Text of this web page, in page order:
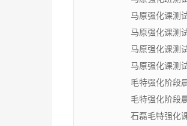
马原强化课测
马原强化课测
马原强化课测
马原强化课测
毛特强化阶段
毛特强化阶段
石磊毛特强化